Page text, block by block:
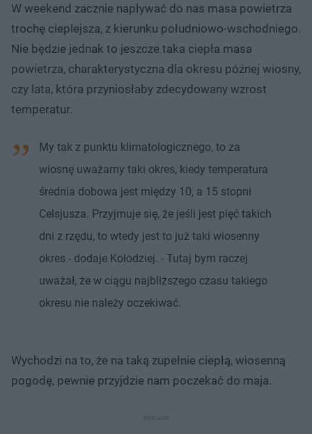
W weekend zacznie napływać do nas masa powietrza
trochę cieplejsza, z kierunku południowo-wschodniego.
Nie będzie jednak to jeszcze taka ciepła masa
powietrza, charakterystyczna dla okresu późnej wiosny,
czy lata, która przyniosłaby zdecydowany wzrost
temperatur.
My tak z punktu klimatologicznego, to za
wiosnę uważamy taki okres, kiedy temperatura
średnia dobowa jest między 10, a 15 stopni
Celsjusza. Przyjmuje się, że jeśli jest pięć takich
dni z rzędu, to wtedy jest to już taki wiosenny
okres - dodaje Kołodziej. - Tutaj bym raczej
uważał, że w ciągu najbliższego czasu takiego
okresu nie należy oczekiwać.
Wychodzi na to, że na taką zupełnie ciepłą, wiosenną
pogodę, pewnie przyjdzie nam poczekać do maja.​